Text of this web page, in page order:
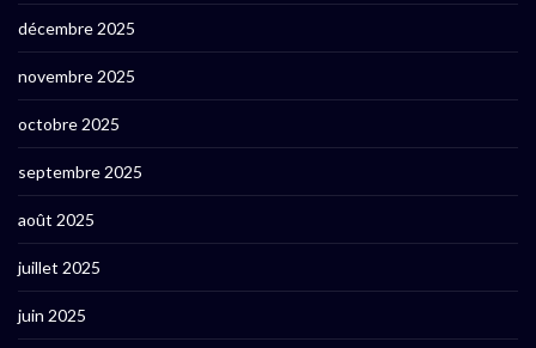
décembre 2025
novembre 2025
octobre 2025
septembre 2025
août 2025
juillet 2025
juin 2025